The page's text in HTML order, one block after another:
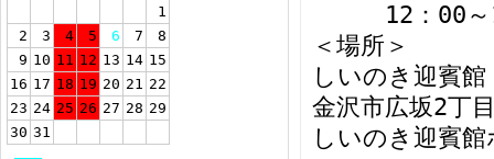
1
2
3 4 5 6 7
8
9 10 11 12 13 14 15
16 17 18 19 20 21 22
23 24 25 26 27 28 29
30 31
12：00～16
＜場所＞
しいのき迎賓
金沢市広坂2丁
しいのき迎賓